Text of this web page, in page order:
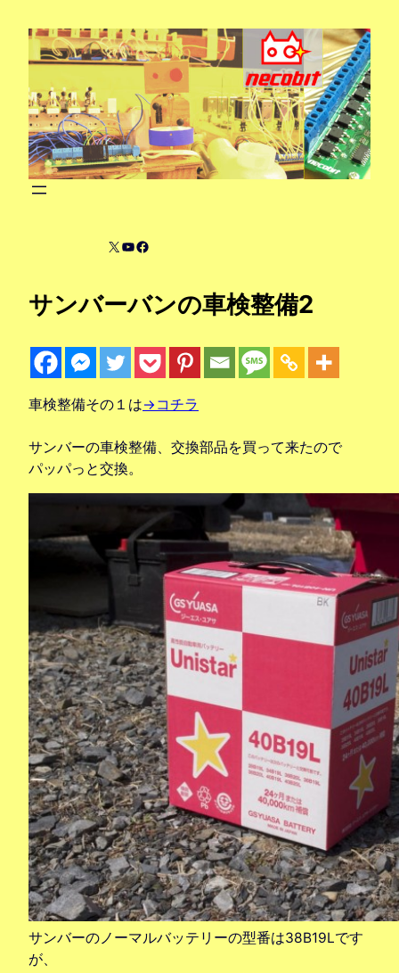
X YouTube
Facebook
サンバーバンの車検整備2
車検整備その１は→コチラ
サンバーの車検整備、交換部品を買って来たので
パッパっと交換。
サンバーのノーマルバッテリーの型番は38B19Lです
が、